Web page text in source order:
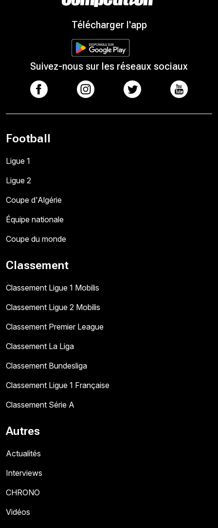
Télécharger l'app
Suivez-nous sur les réseaux sociaux
Football
Ligue 1
Ligue 2
Coupe d'Algérie
Équipe nationale
Coupe du monde
Classement
Classement Ligue 1 Mobilis
Classement Ligue 2 Mobilis
Classement Premier League
Classement La Liga
Classement Bundesliga
Classement Ligue 1 Française
Classement Série A
Autres
Actualités
Interviews
CHRONO
Vidéos